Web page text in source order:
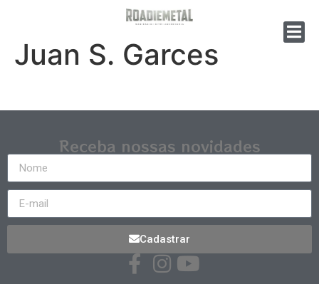
Juan S. Garces
Receba nossas novidades
Cadastrar